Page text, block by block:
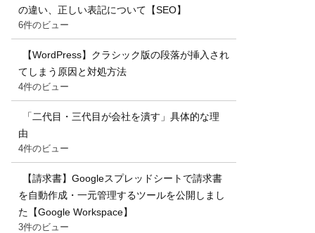
の違い、正しい表記について【SEO】
6件のビュー
【WordPress】クラシック版の段落が挿入され
てしまう原因と対処方法
4件のビュー
「二代目・三代目が会社を潰す」具体的な理
由
4件のビュー
【請求書】Googleスプレッドシートで請求書
を自動作成・一元管理するツールを公開しまし
た【Google Workspace】
3件のビュー